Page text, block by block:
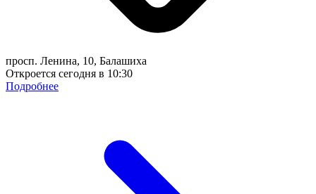
просп. Ленина, 10, Балашиха
Откроется сегодня в 10:30
Подробнее